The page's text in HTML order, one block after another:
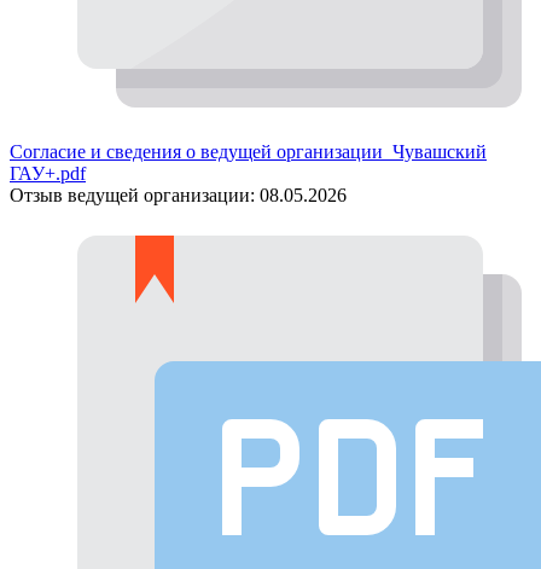
Согласие и сведения о ведущей организации_Чувашский
ГАУ+.pdf
Отзыв ведущей организации: 08.05.2026